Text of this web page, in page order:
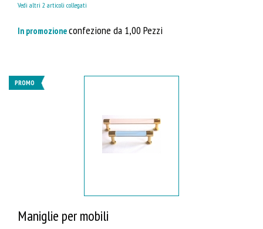
Vedi altri 2 articoli collegati
In promozioneconfezione da 1,00 Pezzi
PROMO
Maniglie per mobili